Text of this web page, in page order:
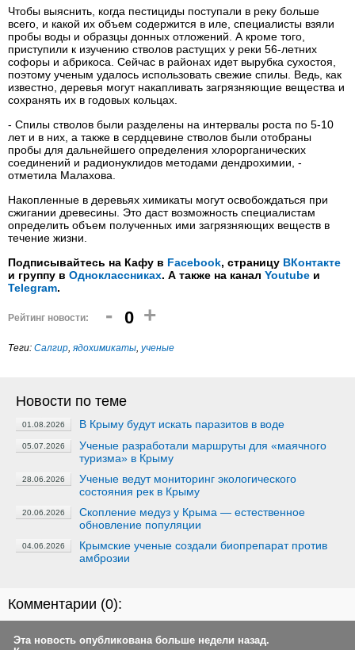
Чтобы выяснить, когда пестициды поступали в реку больше
всего, и какой их объем содержится в иле, специалисты взяли
пробы воды и образцы донных отложений. А кроме того,
приступили к изучению стволов растущих у реки 56-летних
софоры и абрикоса. Сейчас в районах идет вырубка сухостоя,
поэтому ученым удалось использовать свежие спилы. Ведь, как
известно, деревья могут накапливать загрязняющие вещества и
сохранять их в годовых кольцах.
- Спилы стволов были разделены на интервалы роста по 5-10
лет и в них, а также в сердцевине стволов были отобраны
пробы для дальнейшего определения хлорорганических
соединений и радионуклидов методами дендрохимии, -
отметила Малахова.
Накопленные в деревьях химикаты могут освобождаться при
сжигании древесины. Это даст возможность специалистам
определить объем полученных ими загрязняющих веществ в
течение жизни.
Подписывайтесь на Кафу в Facebook, страницу ВКонтакте
и группу в Одноклассниках. А также на канал Youtube и
Telegram.
Рейтинг новости: - 0 +
Теги: Салгир, ядохимикаты, ученые
Новости по теме
01.08.2026 В Крыму будут искать паразитов в воде
05.07.2026
Ученые разработали маршруты для «маячного
туризма» в Крыму
28.06.2026
Ученые ведут мониторинг экологического
состояния рек в Крыму
20.06.2026
Скопление медуз у Крыма — естественное
обновление популяции
04.06.2026
Крымские ученые создали биопрепарат против
амброзии
Комментарии (0):
Эта новость опубликована больше недели назад.